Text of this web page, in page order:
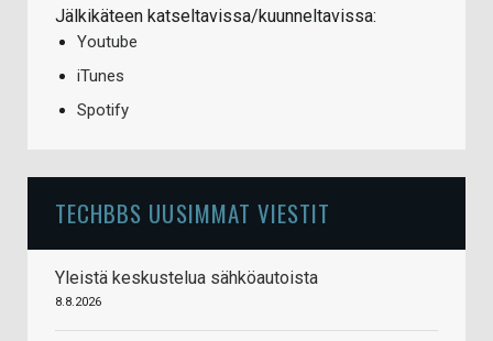
Jälkikäteen katseltavissa/kuunneltavissa:
Youtube
iTunes
Spotify
TECHBBS UUSIMMAT VIESTIT
Yleistä keskustelua sähköautoista
8.8.2026